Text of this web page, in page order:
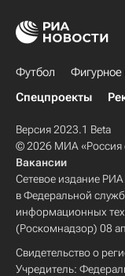
Футбол Фигурное
Спецпроекты
Версия 2023.1 Beta
© 2026 МИА «Россия
Вакансии
Сетевое издание
в Федеральной
информационных
(Роскомнадзор) 08
Свидетельство о
Учредитель: